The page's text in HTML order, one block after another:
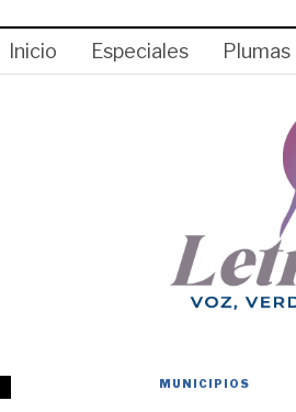
Inicio Especiales Plumas
MUNICIPIOS